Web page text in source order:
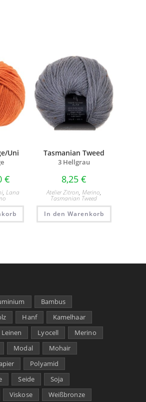
Uni
€
, Lana
Tasmanian Tweed
3 Hellgrau
8,25 €
Atelier Zitron, Merino,
Tasmanian Tweed
In den Warenkorb
Bambus
Hanf
Kamelhaar
Leinen Lyocell
Merino
Modal
Mohair
Polyamid
Seide
Soja
Viskose Weißbronze